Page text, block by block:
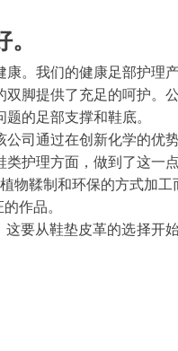
。我们的健康足部护理
脚提供了充足的呵护。
的足部支撑和鞋底。
司通过在创新化学的优
护理方面，做到了这一
物鞣制和环保的方式加工
作品。
要从鞋垫皮革的选择开